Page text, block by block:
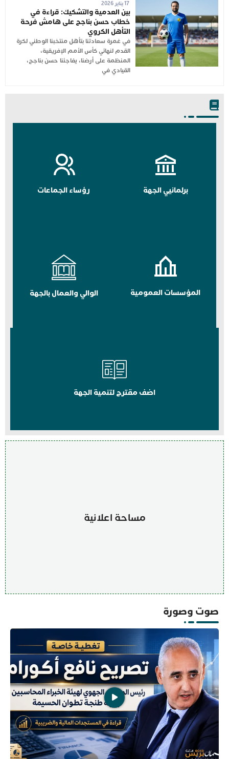
17 يناير 2026
بين العدمية والتشكيك: قراءة في
خطاب حسن بناجح على هامش فرحة
التأهل الكروي
في غمرة سعادتنا بتأهل منتخبنا الوطني لكرة
القدم لنهائي كأس الأمم الإفريقية،
المنظمة على أرضنا، يفاجئنا حسن بناجح،
القيادي في
برلمانيي الجهة رؤساء الجماعات
المؤسسات العمومية الوالي والعمال بالجهة
اضف مقترح لتنمية الجهة
مساحة اعلانية
صوت وصورة